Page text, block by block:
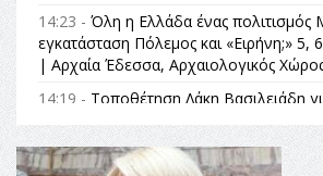
14:23 - Όλη η Ελλάδα ένας πολιτισμός
εγκατάσταση Πόλεμος και «Ειρήνη;»
| Αρχαία Έδεσσα, Αρχαιολογικός
14:19 - Τοποθέτηση Λάκη Βασιλειάδη
Αναθεώρηση του Συντάγματος: «Σε
θεσμικές διαδικασίες υπάρχει μόνο η
στις επόμενες γενιές»